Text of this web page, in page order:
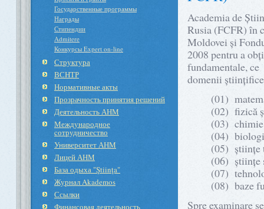
Государственные программы
Награды
Стипендии
Admitere
Конкурсы Expert on-line
Структура
ВСНТР
Нормативные акты
Прозрачность принятия решений
Деятельность АНМ
Международное
cотрудничество
Университет АНМ
Лицей АНМ
База одыха "Ştiinţa"
Журнал Akademos
Ссылки
Финансовая деятельность
Academia de
Rusia (FCFR) în
Moldovei şi
2008 pentru a
fundamentale,
domenii
(01)
(02) fizică
(03)
(04)
(05) ştiinţe
(06) ştiinţe
(07)
(08) baze
Spre examinare